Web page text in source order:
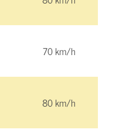
70 km/h
80 km/h